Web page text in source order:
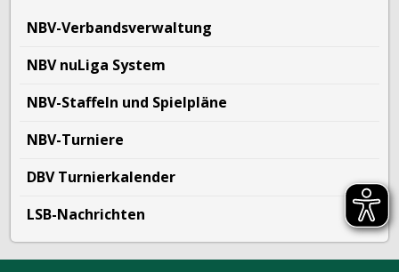
NBV-Verbandsverwaltung
NBV nuLiga System
NBV-Staffeln und Spielpläne
NBV-Turniere
DBV Turnierkalender
LSB-Nachrichten